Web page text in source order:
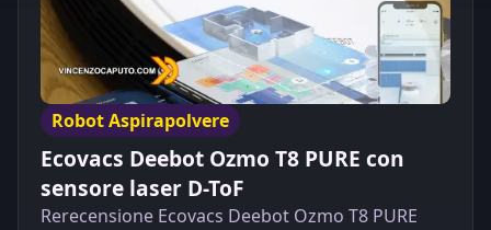
Robot Aspirapolvere
Ecovacs Deebot Ozmo T8 PURE con
sensore laser D-ToF
Rerecensione Ecovacs Deebot Ozmo T8 PURE